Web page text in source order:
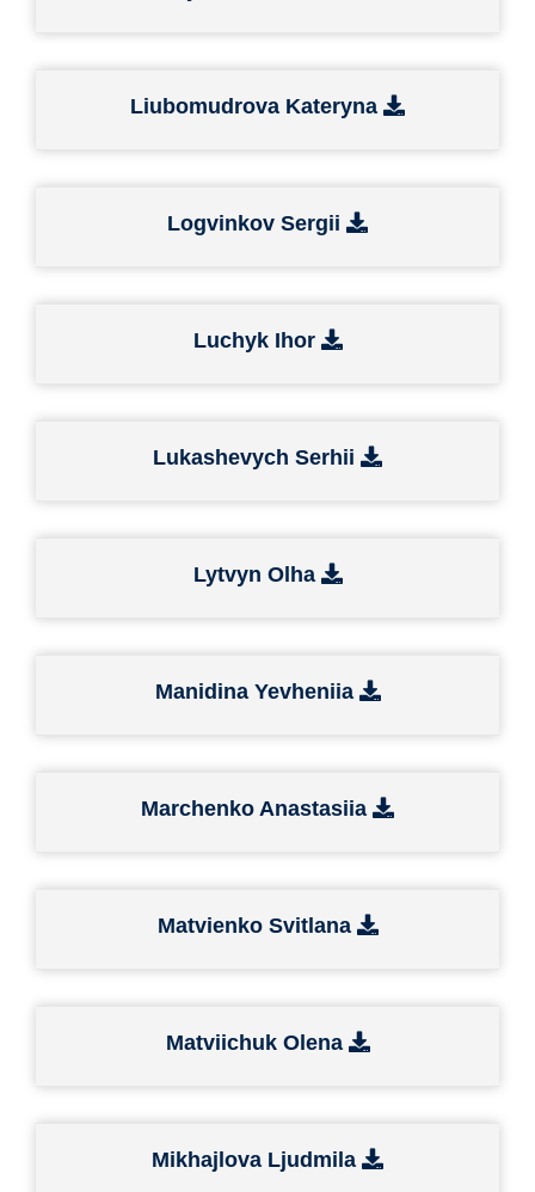
Liubomudrova Kateryna
Logvinkov Sergii
Luchyk Ihor
Lukashevych Serhii
Lytvyn Olha
Manidina Yevheniia
Marchenko Anastasiia
Matvienko Svitlana
Matviichuk Olena
Mikhajlova Ljudmila